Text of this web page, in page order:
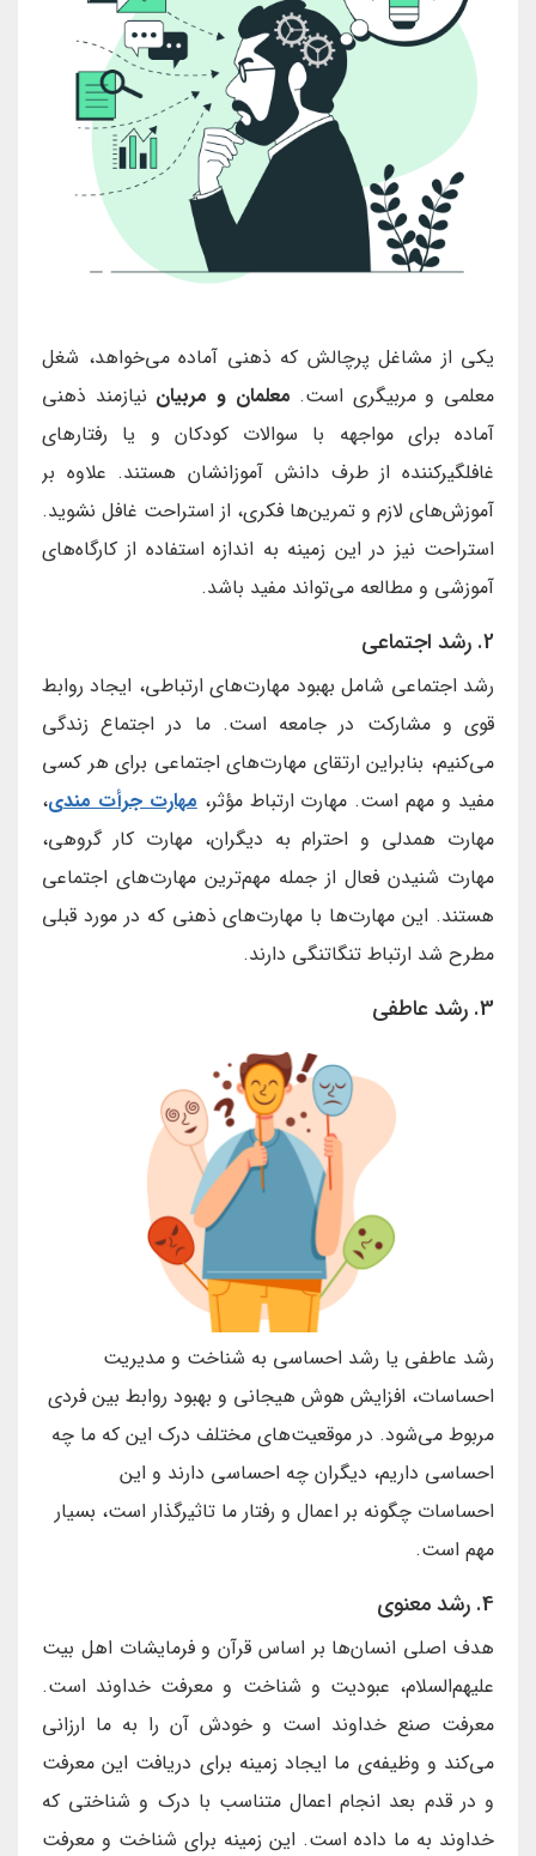
یکی از مشاغل پرچالش که ذهنی آماده می‌خواهد، شغل
معلمی و مربیگری است. معلمان و مربیان نیازمند ذهنی
آماده برای مواجهه با سوالات کودکان و یا رفتارهای
غافلگیرکننده از طرف دانش آموزانشان هستند. علاوه بر
آموزش‌های لازم و تمرین‌ها فکری، از استراحت غافل نشوید.
استراحت نیز در این زمینه به اندازه استفاده از کارگاه‌های
آموزشی و مطالعه می‌تواند مفید باشد.
2. رشد اجتماعی
رشد اجتماعی شامل بهبود مهارت‌های ارتباطی، ایجاد روابط
قوی و مشارکت در جامعه است. ما در اجتماع زندگی
می‌کنیم، بنابراین ارتقای مهارت‌های اجتماعی برای هر کسی
مفید و مهم است. مهارت ارتباط مؤثر،مهارت جرأت مندی،
مهارت همدلی و احترام به دیگران، مهارت کار گروهی،
مهارت شنیدن فعال از جمله مهم‌ترین مهارت‌های اجتماعی
هستند. این مهارت‌ها با مهارت‌های ذهنی که در مورد قبلی
مطرح شد ارتباط تنگاتنگی دارند.
3. رشد عاطفی
رشد عاطفی یا رشد احساسی به شناخت و مدیریت
احساسات، افزایش هوش هیجانی و بهبود روابط بین فردی
مربوط می‌شود. در موقعیت‌های مختلف درک این که ما چه
احساسی داریم، دیگران چه احساسی دارند و این
احساسات چگونه بر اعمال و رفتار ما تاثیرگذار است، بسیار
مهم است.
4. رشد معنوی
هدف اصلی انسان‌ها بر اساس قرآن و فرمایشات اهل بیت
علیهم‌السلام، عبودیت و شناخت و معرفت خداوند است.
معرفت صنع خداوند است و خودش آن را به ما ارزانی
می‌کند و وظیفه‌ی ما ایجاد زمینه برای دریافت این معرفت
و در قدم بعد انجام اعمال متناسب با درک و شناختی که
خداوند به ما داده است. این زمینه برای شناخت و معرفت